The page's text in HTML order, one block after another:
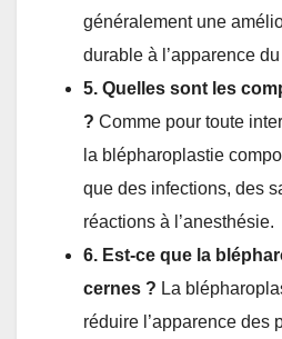
généralement une
durable à l’apparence
5. Quelles sont les
? Comme pour toute
la blépharoplastie
que des infections, des
réactions à l’anesthésie.
6. Est-ce que la
cernes ? La
réduire l’apparence des